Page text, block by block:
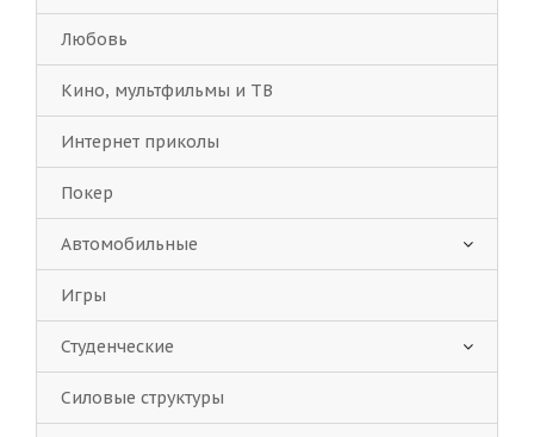
Любовь
Кино, мультфильмы и ТВ
Интернет приколы
Покер
Автомобильные
Игры
Студенческие
Силовые структуры